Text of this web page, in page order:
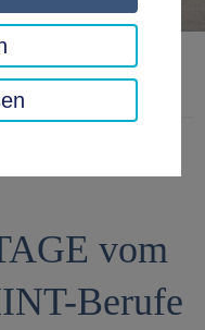
Aktuelles
vom
Berufe